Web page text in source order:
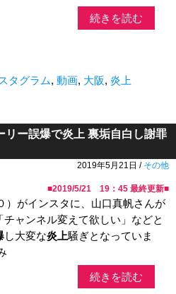
続きを読む
タグラム, 動画, 大阪, 炎上
リー誤爆で炎上 裏垢自白し謝罪
2019年5月21日 / その他
■2019/5/21 19：45 最終更新■
）がインスタに、山口真帆さんが
ャンネル変えて欲しい」などと
し大変な炎上騒ぎとなっていま
続きを読む